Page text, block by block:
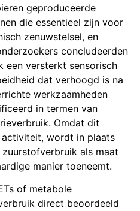
geproduceerde
die essentieel zijn voor
zenuwstelsel, en
concludeerden
een versterkt sensorisch
dat verhoogd is na
werkzaamheden
in termen van
Omdat dit
wordt in plaats
als maat
manier toeneemt.
of metabole
direct beoordeeld